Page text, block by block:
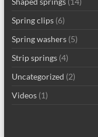
Spring clips(6)
Spring washers(5)
Strip springs(4)
Uncategorized (2)
Videos(1)